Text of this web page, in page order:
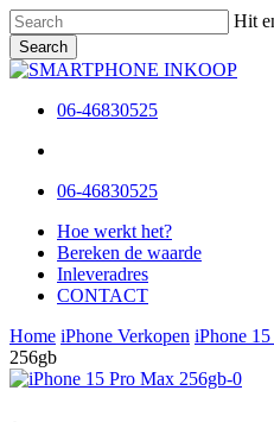
Skip
to
main
content
Hit
Search
Close
06-46830525
Menu
06-46830525
Menu
Hoe werkt het?
Bereken de waarde
Inleveradres
CONTACT
Home iPhone Verkopen iPhone
256gb